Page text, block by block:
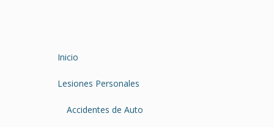
Inicio
Lesiones Personales
Accidentes de Auto